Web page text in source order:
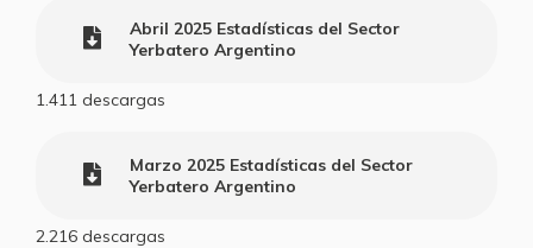
Abril 2025 Estadísticas del Sector
Yerbatero Argentino
1.411 descargas
Marzo 2025 Estadísticas del Sector
Yerbatero Argentino
2.216 descargas